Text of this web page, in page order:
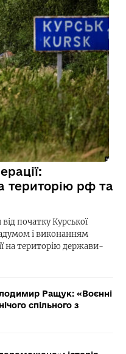
територію рф та
початку Курської
і виконанням
на територію держави-
Ращук: «Воєнні
спільного з